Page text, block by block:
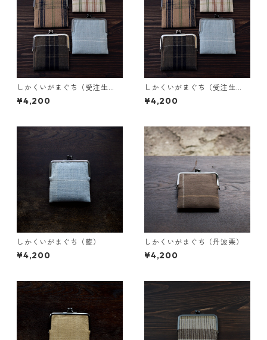
しかくいがまぐち（受注生
産）
¥4,200
しかくいがまぐち（受注生
産）
¥4,200
しかくいがまぐち（藍）
¥4,200
しかくいがまぐち（丹波栗）
¥4,200